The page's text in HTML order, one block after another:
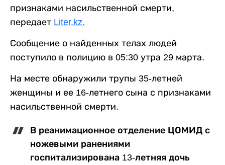
признаками насильственной смерти,
передает Liter.kz.
Сообщение о найденных телах людей
поступило в полицию в 05:30 утра 29 марта.
На месте обнаружили трупы 35-летней
женщины и ее 16-летнего сына с признаками
насильственной смерти.
В реанимационное отделение ЦОМИД с
ножевыми ранениями
госпитализирована 13-летняя дочь